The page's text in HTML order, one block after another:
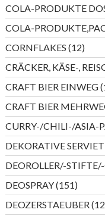
COLA-PRODUKTE
COLA-
CORNFLAKES 1212
CRÄCKER, KÄSE-,
CRAFT BIER EINWEG
CRAFT BIER
CURRY-/CHILI-/ASIA-
DEKORATIVE
DEOROLLER/-
DEOSPRAY 151151
DEOZERSTAEUBER 12